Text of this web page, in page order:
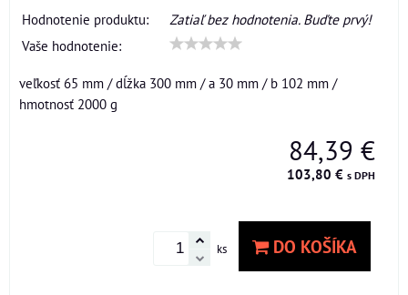
Hodnotenie produktu:
Zatiaľ bez hodnotenia. Buďte prvý!
Vaše hodnotenie:
veľkosť 65 mm / dĺžka 300 mm / a 30 mm / b 102 mm /
hmotnosť 2000 g
84,39 €
103,80 € s DPH
ks DO KOŠÍKA